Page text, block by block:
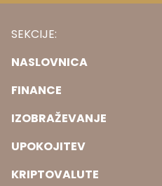
SEKCIJE:
NASLOVNICA
FINANCE
IZOBRAŽEVANJE
UPOKOJITEV
KRIPTOVALUTE